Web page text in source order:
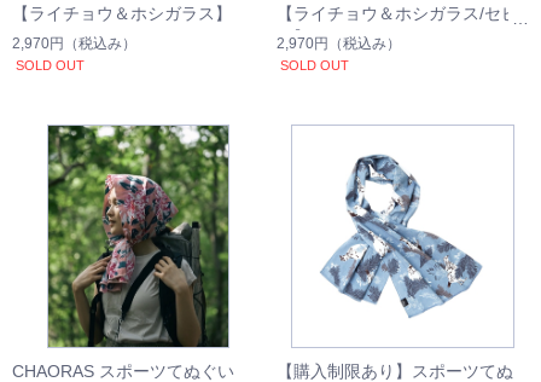
【ライチョウ＆ホシガラス】
2,970円 （税込み）
SOLD OUT
【ライチョウ＆ホシガラス/セピ
ア】
2,970円 （税込み）
SOLD OUT
CHAORAS スポーツてぬぐい
【購入制限あり】スポーツてぬ